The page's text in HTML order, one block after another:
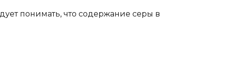
понимать, что содержание серы в